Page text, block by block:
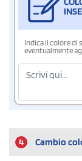
Indica il colore di
eventualmente
4 Cambio